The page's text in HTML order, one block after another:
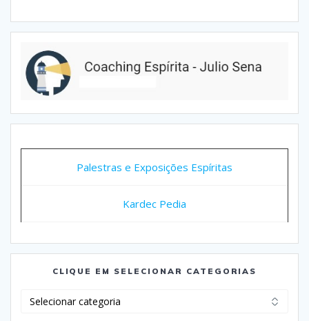
Palestras e Exposições Espíritas
Kardec Pedia
CLIQUE EM SELECIONAR CATEGORIAS